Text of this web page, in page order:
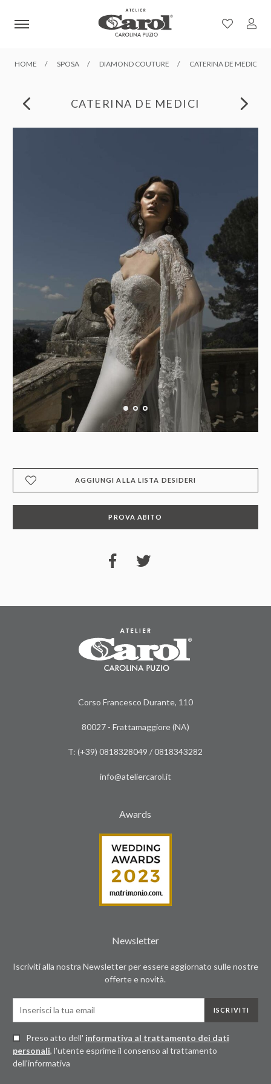
HOME SPOSA DIAMOND COUTURE CATERINA DE MEDICI
CATERINA DE MEDICI
AGGIUNGI ALLA LISTA DESIDERI
PROVA ABITO
Corso Francesco Durante, 110
80027 - Frattamaggiore (NA)
T: (+39)0818328049/0818343282
info@ateliercarol.it
Awards
Newsletter
Iscriviti alla nostra Newsletter per essere aggiornato sulle nostre
offerte e novità.
ISCRIVITI
Preso atto dell' informativa al trattamento dei dati
personali, l'utente esprime il consenso al trattamento
dell'informativa